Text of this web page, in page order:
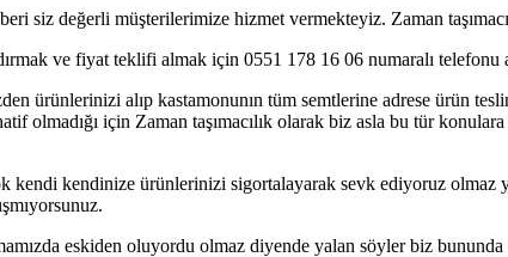
siz değerli müşterilerimize hizmet vermekteyiz. Zaman
ve fiyat teklifi almak için 0551 178 16 06 numaralı telefonu
ürünlerinizi alıp kastamonunın tüm semtlerine adrese ürün
olmadığı için Zaman taşımacılık olarak biz asla bu tür
kendi kendinize ürünlerinizi sigortalayarak sevk ediyoruz olmaz
eskiden oluyordu olmaz diyende yalan söyler biz